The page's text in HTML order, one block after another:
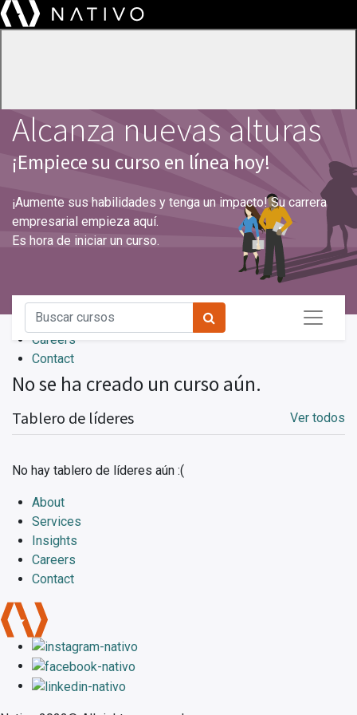
Services
Insights
Careers
Contact
Alcanza nuevas alturas
¡Empiece su curso en línea hoy!
¡Aumente sus habilidades y tenga un impacto! Su carrera
empresarial empieza aquí.
Es hora de iniciar un curso.
Ver todos
Tablero de líderes
No hay tablero de líderes aún :(
No se ha creado un curso aún.
About
Services
Insights
Careers
Contact